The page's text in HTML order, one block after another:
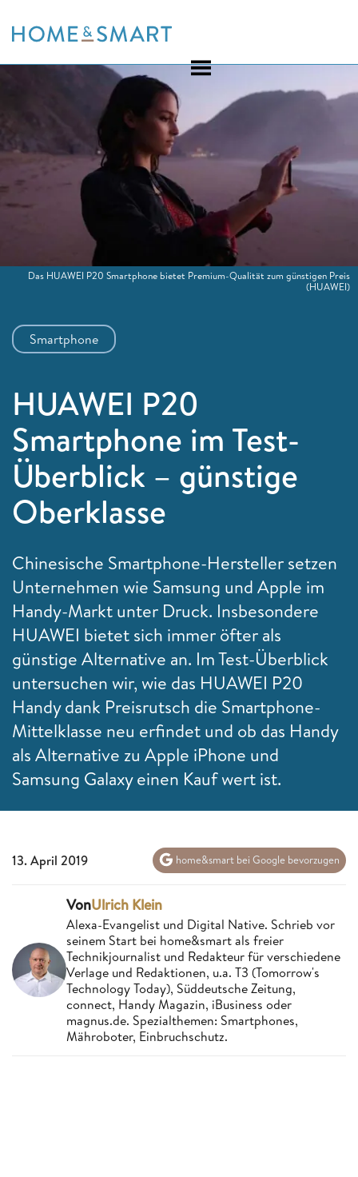
to
Smartphone
HUAWEI P20
Smartphone im Test-
Überblick – günstige
Oberklasse
Chinesische Smartphone-Hersteller setzen
Unternehmen wie Samsung und Apple im
Handy-Markt unter Druck. Insbesondere
HUAWEI bietet sich immer öfter als
günstige Alternative an. Im Test-Überblick
untersuchen wir, wie das HUAWEI P20
Handy dank Preisrutsch die Smartphone-
Mittelklasse neu erfindet und ob das Handy
als Alternative zu Apple iPhone und
Samsung Galaxy einen Kauf wert ist.
Das HUAWEI P20 Smartphone bietet Premium-Qualität zum günstigen Preis
(HUAWEI)
13. April 2019 home&smart bei Google bevorzugen
VonUlrich Klein
Alexa-Evangelist und Digital Native. Schrieb vor
seinem Start bei home&smart als freier
Technikjournalist und Redakteur für verschiedene
Verlage und Redaktionen, u.a. T3 (Tomorrow's
Technology Today), Süddeutsche Zeitung,
connect, Handy Magazin, iBusiness oder
magnus.de. Spezialthemen: Smartphones,
Mähroboter, Einbruchschutz.